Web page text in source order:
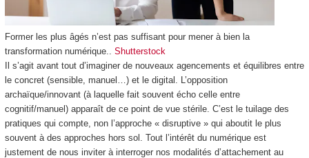
Former les plus âgés n’est pas suffisant pour mener à bien la
transformation numérique..
Shutterstock
Il s’agit avant tout d’imaginer de nouveaux agencements et équilibres entre
le concret (sensible, manuel…) et le digital. L’opposition
archaïque/innovant (à laquelle fait souvent écho celle entre
cognitif/manuel) apparaît de ce point de vue stérile. C’est le tuilage des
pratiques qui compte, non l’approche « disruptive » qui aboutit le plus
souvent à des approches hors sol. Tout l’intérêt du numérique est
justement de nous inviter à interroger nos modalités d’attachement au